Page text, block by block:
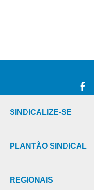
SINDICALIZE-SE
PLANTÃO SINDICAL
REGIONAIS